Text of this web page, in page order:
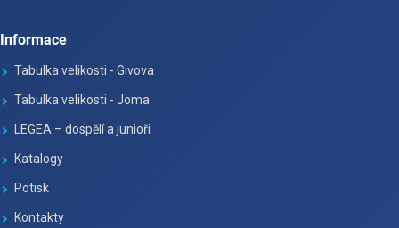
Informace
Tabulka velikosti - Givova
Tabulka velikosti - Joma
LEGEA – dospělí a junioři
Katalogy
Potisk
Kontakty